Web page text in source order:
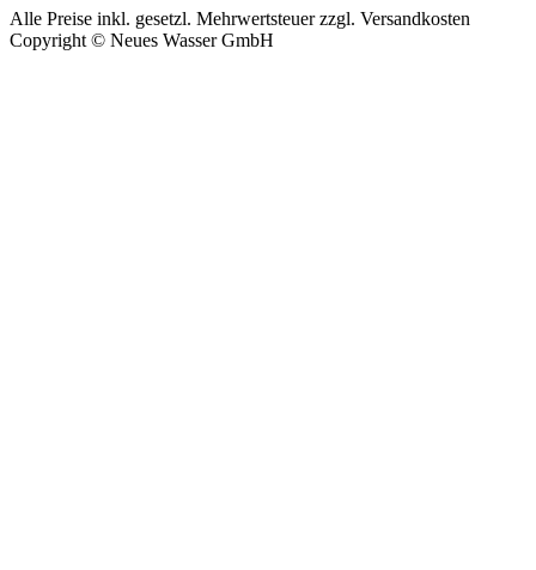
Alle Preise inkl. gesetzl. Mehrwertsteuer zzgl. Versandkosten
Copyright © Neues Wasser GmbH